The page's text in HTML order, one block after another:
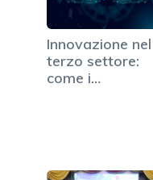
Innovazione nel
terzo settore:
come i